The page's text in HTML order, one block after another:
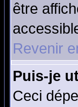
être
Revenir
Puis-je
Ceci